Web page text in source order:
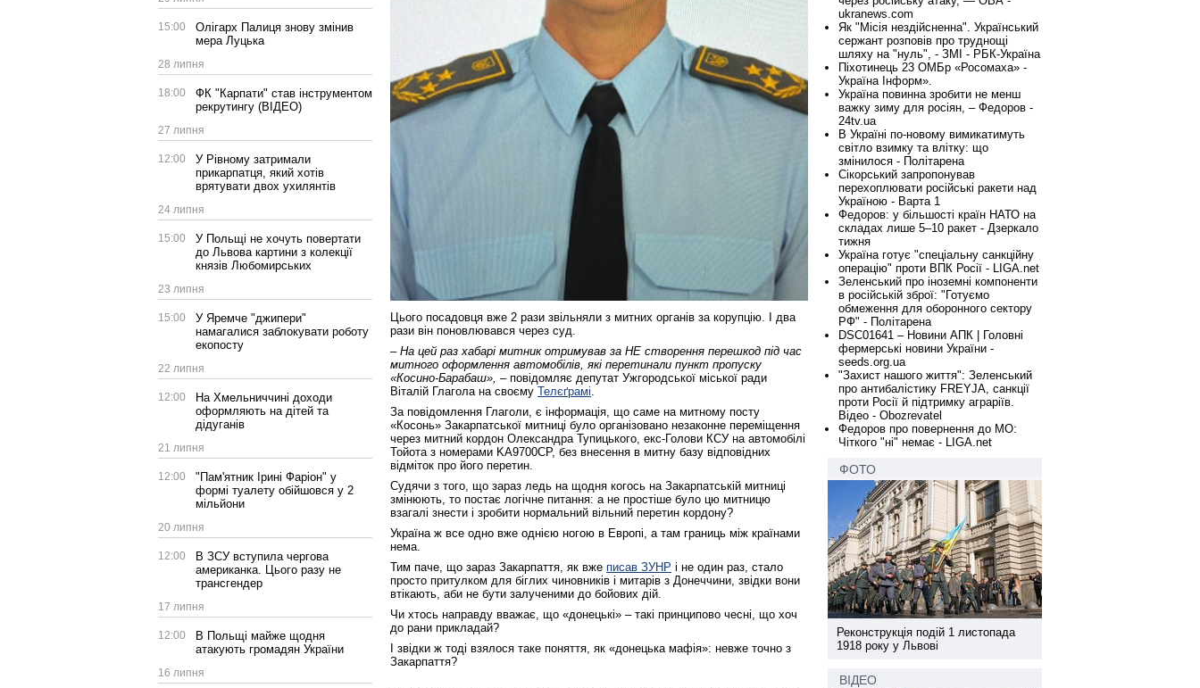
15:00
Олігарх Палиця знову змінив
мера Луцька
28 липня
18:00
ФК "Карпати" став інструментом
рекрутингу (ВІДЕО)
27 липня
12:00
У Рівному затримали
прикарпатця, який хотів
врятувати двох ухилянтів
24 липня
15:00
У Польщі не хочуть повертати
до Львова картини з колекції
князів Любомирських
23 липня
15:00
У Яремче "джипери"
намагалися заблокувати роботу
екопосту
22 липня
12:00
На Хмельниччині доходи
оформляють на дітей та
дідуганів
21 липня
12:00
"Пам'ятник Ірині Фаріон" у
формі туалету обійшовся у 2
мільйони
20 липня
12:00
В ЗСУ вступила чергова
американка. Цього разу не
трансгендер
17 липня
12:00
В Польщі майже щодня
атакують громадян України
16 липня
Цього посадовця вже 2 рази звільняли з митних органів за корупцію. І два
рази він поновлювався через суд.
– На цей раз хабарі митник отримував за НЕ створення перешкод під час
митного оформлення автомобілів, які перетинали пункт пропуску
«Косино-Барабаш», –повідомляє депутат Ужгородської міської ради
Віталій Глагола на своєму Телєґрамі.
За повідомлення Глаголи, є інформація, що саме на митному посту
«Косонь» Закарпатської митниці було організовано незаконне переміщення
через митний кордон Олександра Тупицького, екс-Голови КСУ на автомобілі
Тойота з номерами KA9700CP, без внесення в митну базу відповідних
відміток про його перетин.
Судячи з того, що зараз ледь на щодня когось на Закарпатській митниці
змінюють, то постає логічне питання: а не простіше було цю митницю
взагалі знести і зробити нормальний вільний перетин кордону?
Україна ж все одно вже однією ногою в Европі, а там границь між країнами
нема.
Тим паче, що зараз Закарпаття, як вже писав ЗУНР і не один раз, стало
просто притулком для біглих чиновників і митарів з Донеччини, звідки вони
втікають, аби не бути залученими до бойових дій.
Чи хтось направду вважає, що «донецькі» – такі принципово чесні, що хоч
до рани прикладай?
І звідки ж тоді взялося таке поняття, як «донецька мафія»: невже точно з
Закарпаття?
ukranews.com
Як "Місія нездійсненна". Український
сержант розповів про труднощі
шляху на "нуль", - ЗМІ - РБК-Україна
Піхотинець 23 ОМБр «Росомаха» -
Україна Інформ».
Україна повинна зробити не менш
важку зиму для росіян, – Федоров -
24tv.ua
В Україні по-новому вимикатимуть
світло взимку та влітку: що
змінилося - Політарена
Сікорський запропонував
перехоплювати російські ракети над
Україною - Варта 1
Федоров: у більшості країн НАТО на
складах лише 5–10 ракет - Дзеркало
тижня
Україна готує "спеціальну санкційну
операцію" проти ВПК Росії - LIGA.net
Зеленський про іноземні компоненти
в російській зброї: "Готуємо
обмеження для оборонного сектору
РФ" - Політарена
DSC01641 – Новини АПК | Головні
фермерські новини України -
seeds.org.ua
"Захист нашого життя": Зеленський
про антибалістику FREYJA, санкції
проти Росії й підтримку аграріїв.
Відео - Obozrevatel
Федоров про повернення до МО:
Чіткого "ні" немає - LIGA.net
ФОТО
1918 року у Львові
Реконструкція подій 1 листопада
1918 року у Львові
ВІДЕО